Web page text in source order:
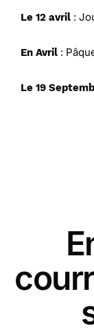
Le 12 avril :
En Avril :
Le 19